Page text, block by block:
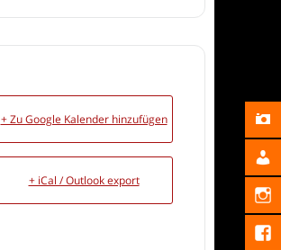
+ Zu Google Kalender hinzufügen
+ iCal / Outlook export